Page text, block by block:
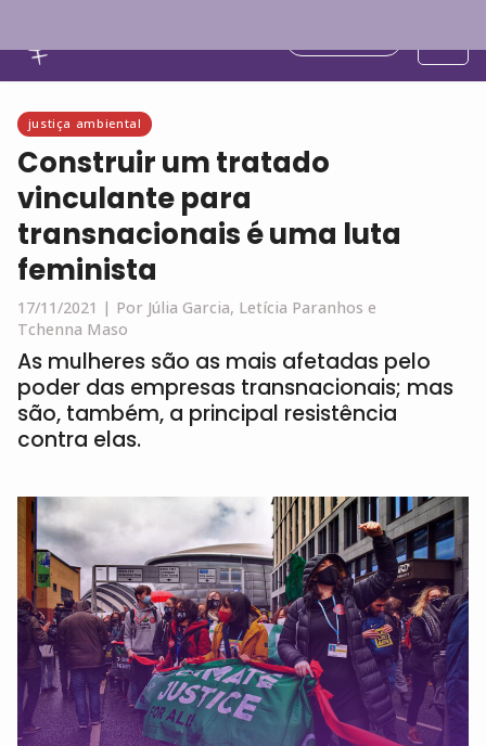
justiça ambiental
Construir um tratado
vinculante para
transnacionais é uma luta
feminista
17/11/2021 | Por Júlia Garcia, Letícia Paranhos e
Tchenna Maso
As mulheres são as mais afetadas pelo
poder das empresas transnacionais; mas
são, também, a principal resistência
contra elas.